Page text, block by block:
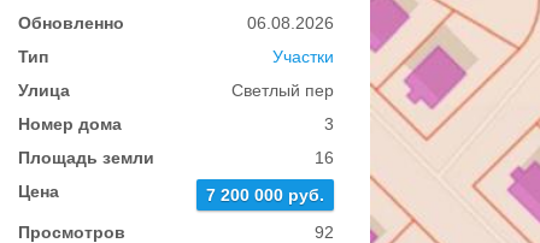
Обновленно
06.08.2026
Тип
Участки
Улица
Светлый пер
Номер дома
3
Площадь земли
16
Цена
7 200 000 руб.
Просмотров
92